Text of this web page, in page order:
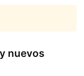
nuevos